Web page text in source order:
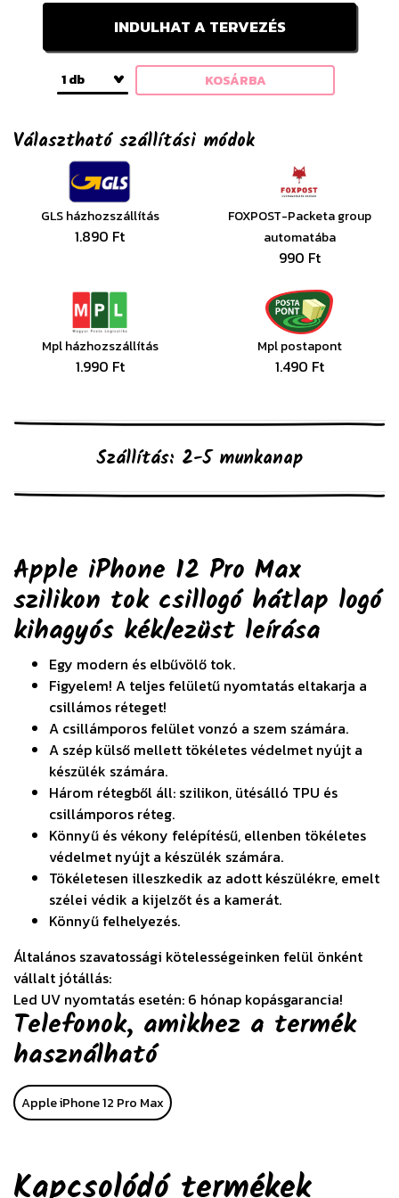
INDULHAT A TERVEZÉS
1 db KOSÁRBA
Választható szállítási módok
GLS házhozszállítás
1.890 Ft
FOXPOST-Packeta group
automatába
990 Ft
Mpl házhozszállítás
1.990 Ft
Mpl postapont
1.490 Ft
Szállítás: 2-5 munkanap
Apple iPhone 12 Pro Max
szilikon tok csillogó hátlap logó
kihagyós kék/ezüst leírása
Egy modern és elbűvölő tok.
Figyelem! A teljes felületű nyomtatás eltakarja a
csillámos réteget!
A csillámporos felület vonzó a szem számára.
A szép külső mellett tökéletes védelmet nyújt a
készülék számára.
Három rétegből áll: szilikon, ütésálló TPU és
csillámporos réteg.
Könnyű és vékony felépítésű, ellenben tökéletes
védelmet nyújt a készülék számára.
Tökéletesen illeszkedik az adott készülékre, emelt
szélei védik a kijelzőt és a kamerát.
Könnyű felhelyezés.
Általános szavatossági kötelességeinken felül önként
vállalt jótállás:
Led UV nyomtatás esetén: 6 hónap kopásgarancia!
Telefonok, amikhez a termék
használható
Apple iPhone 12 Pro Max